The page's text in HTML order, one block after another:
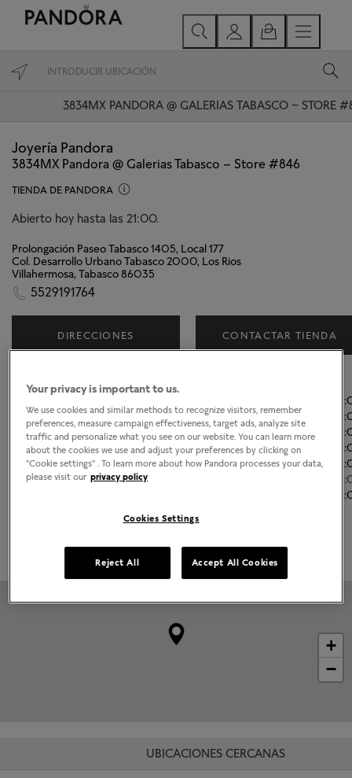
3834MX PANDORA @ GALERIAS TABASCO – STORE
Joyería Pandora
3834MX Pandora @ Galerias Tabasco – Store #846
TIENDA DE PANDORA
Abierto hoy hasta las 21:00.
Prolongación Paseo Tabasco 1405, Local 177
Col. Desarrollo Urbano Tabasco 2000, Los Rios
Villahermosa, Tabasco 86035
5529191764
DIRECCIONES CONTACTAR TIENDA
Martes
11:00
Miércoles
Jueves
11:00
Viernes
11:00
Sábado
+
−
UBICACIONES CERCANAS
Your privacy is important to us.
We use cookies and similar methods to recognize visitors, remember
preferences, measure campaign effectiveness, target ads, analyze site
traffic and personalize what you see on our website. You can learn more
about the cookies we use and adjust your preferences by clicking on
"Cookie settings" . To learn more about how Pandora processes your data,
please visit our privacy policy
Cookies Settings
Reject All Accept All Cookies